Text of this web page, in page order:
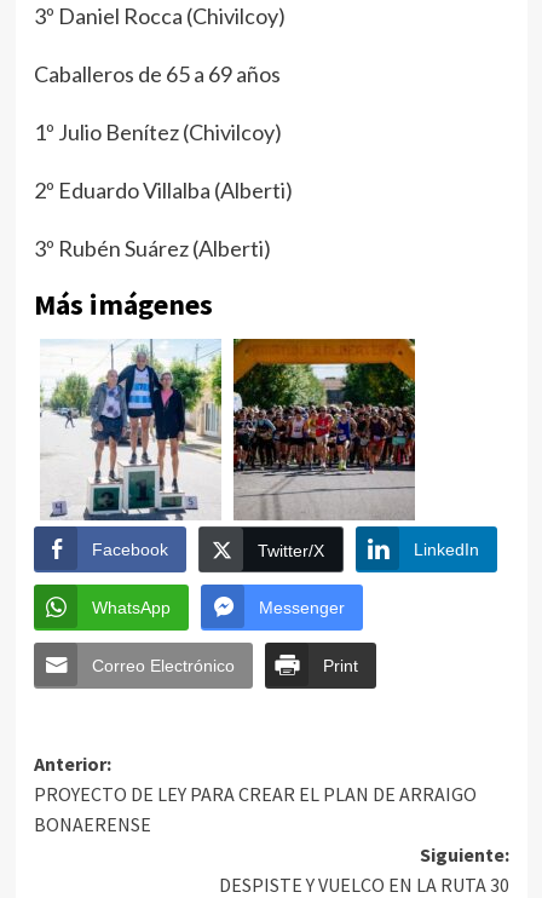
3º Daniel Rocca (Chivilcoy)
Caballeros de 65 a 69 años
1º Julio Benítez (Chivilcoy)
2º Eduardo Villalba (Alberti)
3º Rubén Suárez (Alberti)
Más imágenes
Facebook Twitter/X LinkedIn
WhatsApp Messenger
Correo Electrónico Print
Anterior:
PROYECTO DE LEY PARA CREAR EL PLAN DE ARRAIGO
BONAERENSE
Siguiente:
DESPISTE Y VUELCO EN LA RUTA 30